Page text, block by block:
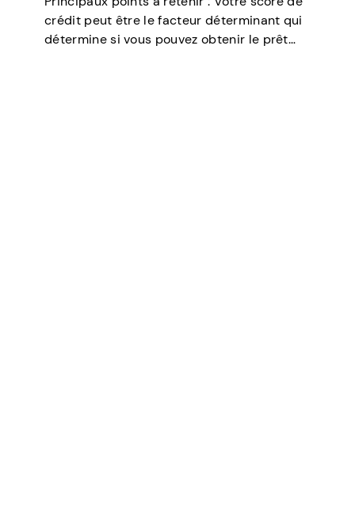
crédit peut être le facteur déterminant qui
détermine si vous pouvez obtenir le prêt